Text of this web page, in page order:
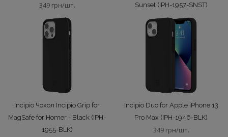
349 грн/шт.
Sunset (IPH-1957-SNST)
349 грн/шт.
Incipio Чохол Incipio Grip for
MagSafe for Homer - Black (IPH-
1955-BLK)
Incipio Duo for Apple iPhone 13
Pro Max (IPH-1946-BLK)
349 грн/шт.